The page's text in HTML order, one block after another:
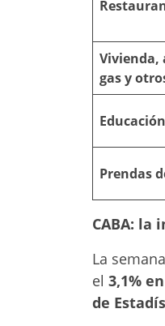
Vivienda,
gas y
Educación
Prendas
CABA: la
La
el 3,1%
de